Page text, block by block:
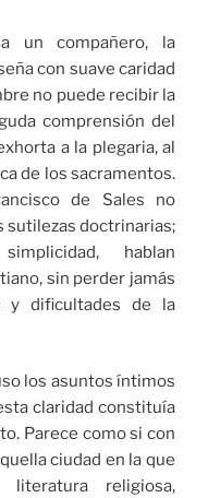
un compañero, la
con suave caridad
no puede recibir la
comprensión del
a la plegaria, al
de los sacramentos.
de Sales no
sutilezas doctrinarias;
hablan
sin perder jamás
y dificultades de la
los asuntos íntimos
claridad constituía
Parece como si con
ciudad en la que
literatura religiosa,